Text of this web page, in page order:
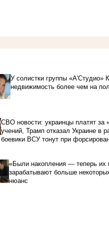
У солистки группы «А'Студио»
недвижимость более чем на
СВО новости: украинцы платят за
учений, Трамп отказал Украине в
боевики ВСУ тонут при
«Были накопления — теперь их
зарабатывают больше
нюанс